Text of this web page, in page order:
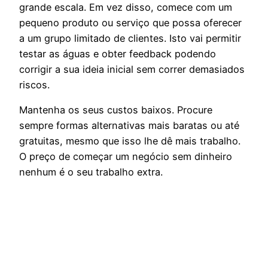
grande escala. Em vez disso, comece com um
pequeno produto ou serviço que possa oferecer
a um grupo limitado de clientes. Isto vai permitir
testar as águas e obter feedback podendo
corrigir a sua ideia inicial sem correr demasiados
riscos.
Mantenha os seus custos baixos. Procure
sempre formas alternativas mais baratas ou até
gratuitas, mesmo que isso lhe dê mais trabalho.
O preço de começar um negócio sem dinheiro
nenhum é o seu trabalho extra.